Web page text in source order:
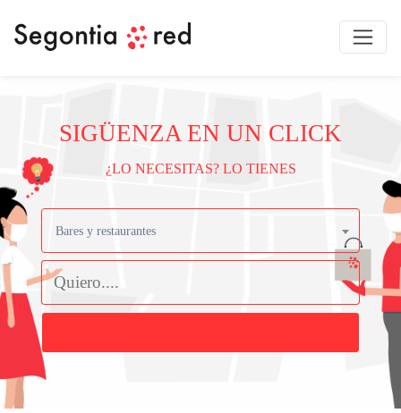
SIGÜENZA EN UN CLICK
¿LO NECESITAS? LO TIENES
Bares y restaurantes